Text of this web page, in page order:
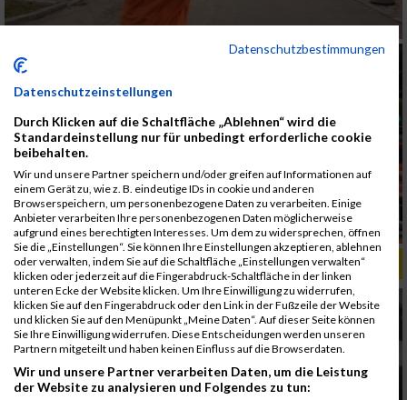
ALBUM B2RUN KÖLN / 05.09.2019
Datenschutzbestimmungen
Datenschutzeinstellungen
Durch Klicken auf die Schaltfläche „Ablehnen“ wird die
Standardeinstellung nur für unbedingt erforderliche cookie
beibehalten.
Wir und unsere Partner speichern und/oder greifen auf Informationen auf
einem Gerät zu, wie z. B. eindeutige IDs in cookie und anderen
Browserspeichern, um personenbezogene Daten zu verarbeiten. Einige
Anbieter verarbeiten Ihre personenbezogenen Daten möglicherweise
aufgrund eines berechtigten Interesses. Um dem zu widersprechen, öffnen
Sie die „Einstellungen“. Sie können Ihre Einstellungen akzeptieren, ablehnen
oder verwalten, indem Sie auf die Schaltfläche „Einstellungen verwalten“
klicken oder jederzeit auf die Fingerabdruck-Schaltfläche in der linken
unteren Ecke der Website klicken. Um Ihre Einwilligung zu widerrufen,
klicken Sie auf den Fingerabdruck oder den Link in der Fußzeile der Website
und klicken Sie auf den Menüpunkt „Meine Daten“. Auf dieser Seite können
Sie Ihre Einwilligung widerrufen. Diese Entscheidungen werden unseren
Partnern mitgeteilt und haben keinen Einfluss auf die Browserdaten.
Wir und unsere Partner verarbeiten Daten, um die Leistung
der Website zu analysieren und Folgendes zu tun: